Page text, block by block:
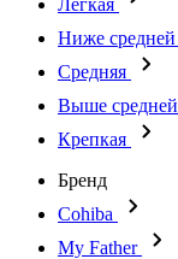
Легкая
Ниже средней
Средняя
Выше средней
Крепкая
Бренд
Cohiba
My Father